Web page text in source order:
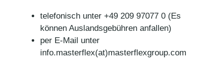
telefonisch unter +49 209 97077 0 (Es
können Auslandsgebühren anfallen)
per E-Mail unter
info.masterflex(at)masterflexgroup.com